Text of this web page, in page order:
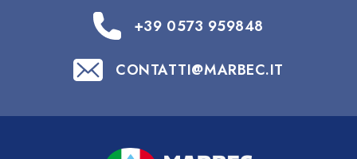
+39 0573 959848
CONTATTI@MARBEC.IT